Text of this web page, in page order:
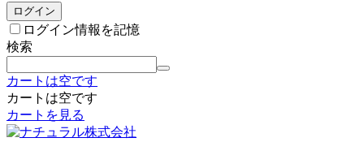
ログイン
ログイン情報を記憶
検索
カートは空です
カートは空です
カートを見る